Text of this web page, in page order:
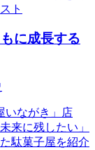
ト
に成長する
いながき」店
来に残したい」
駄菓子屋を紹介